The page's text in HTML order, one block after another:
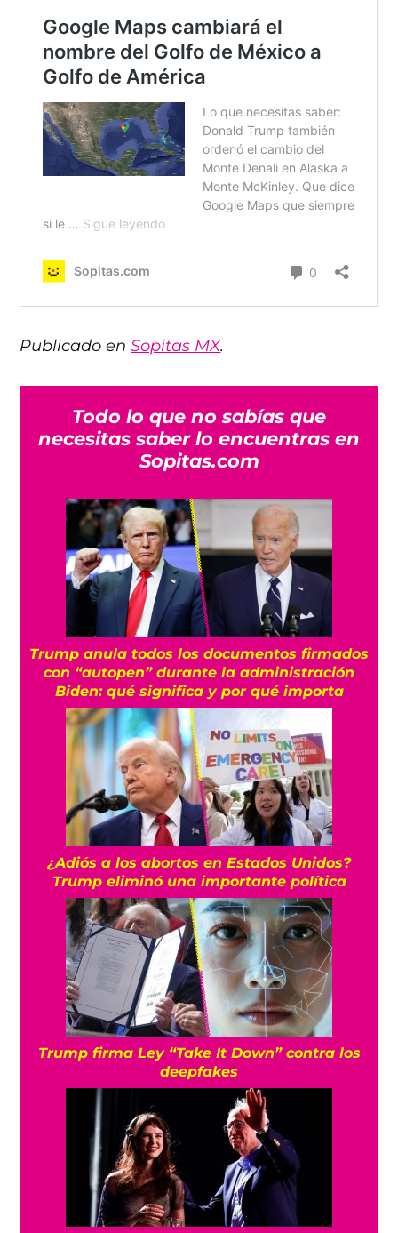
Publicado enSopitas MX.
Todo lo que no sabías que
necesitas saber lo encuentras en
Sopitas.com
Trump anula todos los documentos firmados
con “autopen” durante la administración
Biden: qué significa y por qué importa
¿Adiós a los abortos en Estados Unidos?
Trump eliminó una importante política
Trump firma Ley “Take It Down” contra los
deepfakes